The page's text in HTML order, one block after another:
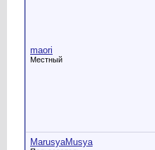
maori
Местный
MarusyaMusya